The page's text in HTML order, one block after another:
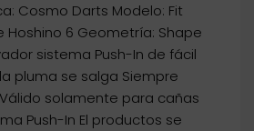
Cosmo Darts Modelo: Fit
Hoshino 6 Geometría: Shape
sistema Push-In de fácil
pluma se salga Siempre
solamente para cañas
Push-In El productos se